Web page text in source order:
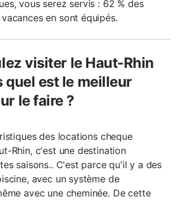
vous serez servis : 62 % des
en sont équipés.
visiter le Haut-Rhin
quel est le meilleur
le faire ?
des locations cheque
Rhin, c'est une destination
saisons.. C'est parce qu'il y a des
avec un système de
avec une cheminée. De cette